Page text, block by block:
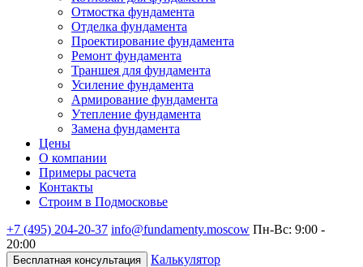
Отмостка фундамента
Отделка фундамента
Проектирование фундамента
Ремонт фундамента
Траншея для фундамента
Усиление фундамента
Армирование фундамента
Утепление фундамента
Замена фундамента
Цены
О компании
Примеры расчета
Контакты
Строим в Подмосковье
+7 (495) 204-20-37 info@fundamenty.moscow Пн-Вс: 9:00 -
20:00
Бесплатная консультация Калькулятор